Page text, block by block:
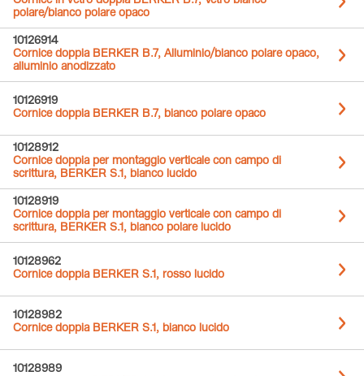
polare/bianco polare opaco
10126914
Cornice doppia BERKER B.7, Alluminio/bianco polare opaco,
alluminio anodizzato
10126919
Cornice doppia BERKER B.7, bianco polare opaco
10128912
Cornice doppia per montaggio verticale con campo di
scrittura, BERKER S.1, bianco lucido
10128919
Cornice doppia per montaggio verticale con campo di
scrittura, BERKER S.1, bianco polare lucido
10128962
Cornice doppia BERKER S.1, rosso lucido
10128982
Cornice doppia BERKER S.1, bianco lucido
10128989